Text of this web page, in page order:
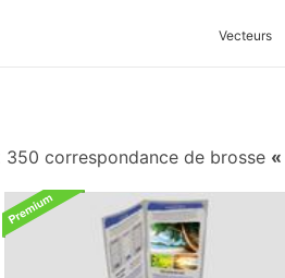
Vecteurs
350 correspondance de brosse